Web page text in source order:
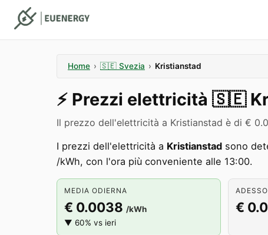
Home › 🇸🇪 Svezia › Kristianstad
⚡️ Prezzi elettricità 🇸🇪
Il prezzo dell'elettricità a Kristianstad è di €
I prezzi dell'elettricità a Kristianstad sono
/kWh, con l'ora più conveniente alle 13:00.
MEDIA ODIERNA
€ 0.0038 /kWh
▼ 60% vs ieri
€